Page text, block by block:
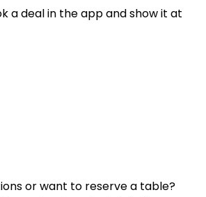
a deal in the app and show it at
or want to reserve a table?